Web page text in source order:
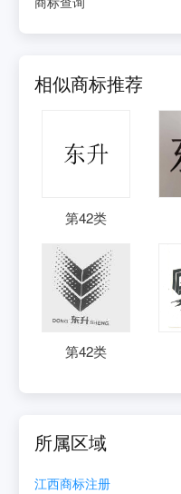
相似商标推荐
第42类
第42类
所属区域
江西商标注册